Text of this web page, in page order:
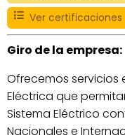
Ver certificaciones
Giro de la empresa:
Ofrecemos servicios
Eléctrica que
Sistema Eléctrico
Nacionales e